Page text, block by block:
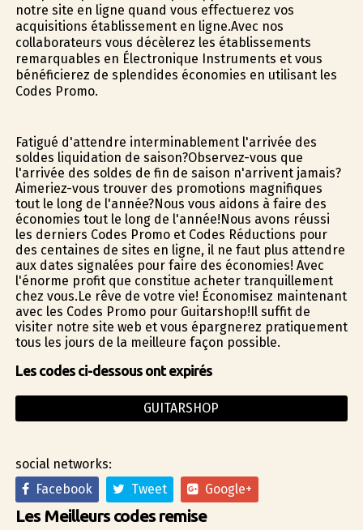
notre site en ligne quand vous effectuerez vos
acquisitions établissement en ligne.Avec nos
collaborateurs vous décèlerez les établissements
remarquables en Électronique Instruments et vous
bénéficierez de splendides économies en utilisant les
Codes Promo.
Fatigué d'attendre interminablement l'arrivée des
soldes liquidation de saison?Observez-vous que
l'arrivée des soldes de fin de saison n'arrivent jamais?
Aimeriez-vous trouver des promotions magnifiques
tout le long de l'année?Nous vous aidons à faire des
économies tout le long de l'année!Nous avons réussi
les derniers Codes Promo et Codes Réductions pour
des centaines de sites en ligne, il ne faut plus attendre
aux dates signalées pour faire des économies! Avec
l'énorme profit que constitue acheter tranquillement
chez vous.Le rêve de votre vie! Économisez maintenant
avec les Codes Promo pour Guitarshop!Il suffit de
visiter notre site web et vous épargnerez pratiquement
tous les jours de la meilleure façon possible.
Les codes ci-dessous ont expirés
GUITARSHOP
social networks:
Facebook
Tweet Google+
Les Meilleurs codes remise